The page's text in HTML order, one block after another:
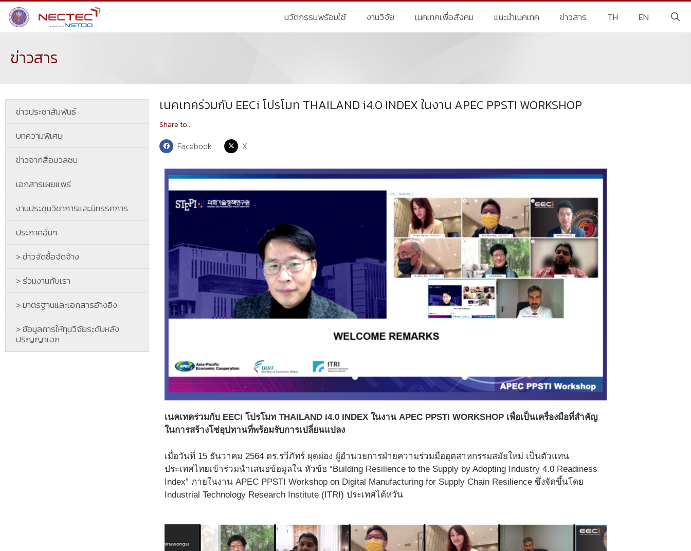
นวัตกรรมพร้อมใช้ งานวิจัย เนคเทคเพื่อสังคม แนะนำเนคเทค ข่าวสาร TH EN
ข่าวสาร
ข่าวประชาสัมพันธ์
บทความพิเศษ
ข่าวจากสื่อมวลชน
เอกสารเผยแพร่
งานประชุมวิชาการและนิทรรศการ
ประกาศอื่นๆ
> ข่าวจัดซื้อจัดจ้าง
> ร่วมงานกับเรา
> มาตรฐานและเอกสารอ้างอิง
> ข้อมูลการให้ทุนวิจัยระดับหลัง
ปริญญาเอก
เนคเทคร่วมกับ EECi โปรโมท THAILAND i4.0 INDEX ในงาน APEC PPSTI WORKSHOP
Share to...
Facebook X
เนคเทคร่วมกับ EECi โปรโมท THAILAND i4.0 INDEX ในงาน APEC PPSTI WORKSHOP เพื่อเป็นเครื่องมือที่สำคัญ
ในการสร้างโซ่อุปทานที่พร้อมรับการเปลี่ยนแปลง
เมื่อวันที่ 15 ธันวาคม 2564 ดร.รวีภัทร์ ผุดผ่อง ผู้อำนวยการฝ่ายความร่วมมืออุตสาหกรรมสมัยใหม่ เป็นตัวแทน
ประเทศไทยเข้าร่วมนำเสนอข้อมูลใน หัวข้อ “Building Resilience to the Supply by Adopting Industry 4.0 Readiness
Index” ภายในงาน APEC PPSTI Workshop on Digital Manufacturing for Supply Chain Resilience ซึ่งจัดขึ้นโดย
Industrial Technology Research Institute (ITRI) ประเทศไต้หวัน